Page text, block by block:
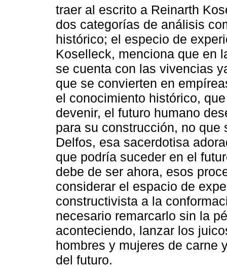
traer al escrito a Reinarth
dos categorías de análisis
histórico; el especio de
Koselleck, menciona que en
se cuenta con las vivencias
que se convierten en
el conocimiento histórico,
devenir, el futuro humano
para su construcción, no
Delfos, esa sacerdotisa
que podría suceder en el
debe de ser ahora, esos
considerar el espacio de
constructivista a la
necesario remarcarlo sin la
aconteciendo, lanzar los
hombres y mujeres de carne
del futuro.